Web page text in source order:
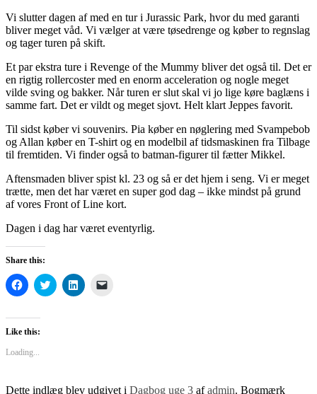
Vi slutter dagen af med en tur i Jurassic Park, hvor du med garanti
bliver meget våd. Vi vælger at være tøsedrenge og køber to regnslag
og tager turen på skift.
Et par ekstra ture i Revenge of the Mummy bliver det også til. Det er
en rigtig rollercoster med en enorm acceleration og nogle meget
vilde sving og bakker. Når turen er slut skal vi jo lige køre baglæns i
samme fart. Det er vildt og meget sjovt. Helt klart Jeppes favorit.
Til sidst køber vi souvenirs. Pia køber en nøglering med Svampebob
og Allan køber en T-shirt og en modelbil af tidsmaskinen fra Tilbage
til fremtiden. Vi finder også to batman-figurer til fætter Mikkel.
Aftensmaden bliver spist kl. 23 og så er det hjem i seng. Vi er meget
trætte, men det har været en super god dag – ikke mindst på grund
af vores Front of Line kort.
Dagen i dag har været eventyrlig.
Share this:
Click
to
Facebook
(Opens
in
new
window)
Click
to
Click
to
window)
Like this:
Loading...
Dette indlæg blev udgivet i Dagbog uge 3 afadmin. Bogmærk